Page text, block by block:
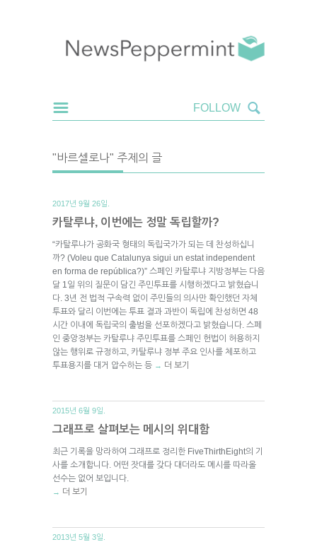
"바르셀로나" 주제의 글
2017년 9월 26일.
카탈루냐, 이번에는 정말 독립할까?
“카탈루냐가 공화국 형태의 독립국가가 되는 데 찬성하십니
까? (Voleu que Catalunya sigui un estat independent
en forma de república?)” 스페인 카탈루냐 지방정부는 다음
달 1일 위의 질문이 담긴 주민투표를 시행하겠다고 밝혔습니
다. 3년 전 법적 구속력 없이 주민들의 의사만 확인했던 자체
투표와 달리 이번에는 투표 결과 과반이 독립에 찬성하면 48
시간 이내에 독립국의 출범을 선포하겠다고 밝혔습니다. 스페
인 중앙정부는 카탈루냐 주민투표를 스페인 헌법이 허용하지
않는 행위로 규정하고, 카탈루냐 정부 주요 인사를 체포하고
투표용지를 대거 압수하는 등 → 더 보기
2015년 6월 9일.
그래프로 살펴보는 메시의 위대함
최근 기록을 망라하여 그래프로 정리한 FiveThirthEight의 기
사를 소개합니다. 어떤 잣대를 갖다 대더라도 메시를 따라올
선수는 없어 보입니다.
→ 더 보기
2013년 5월 3일.